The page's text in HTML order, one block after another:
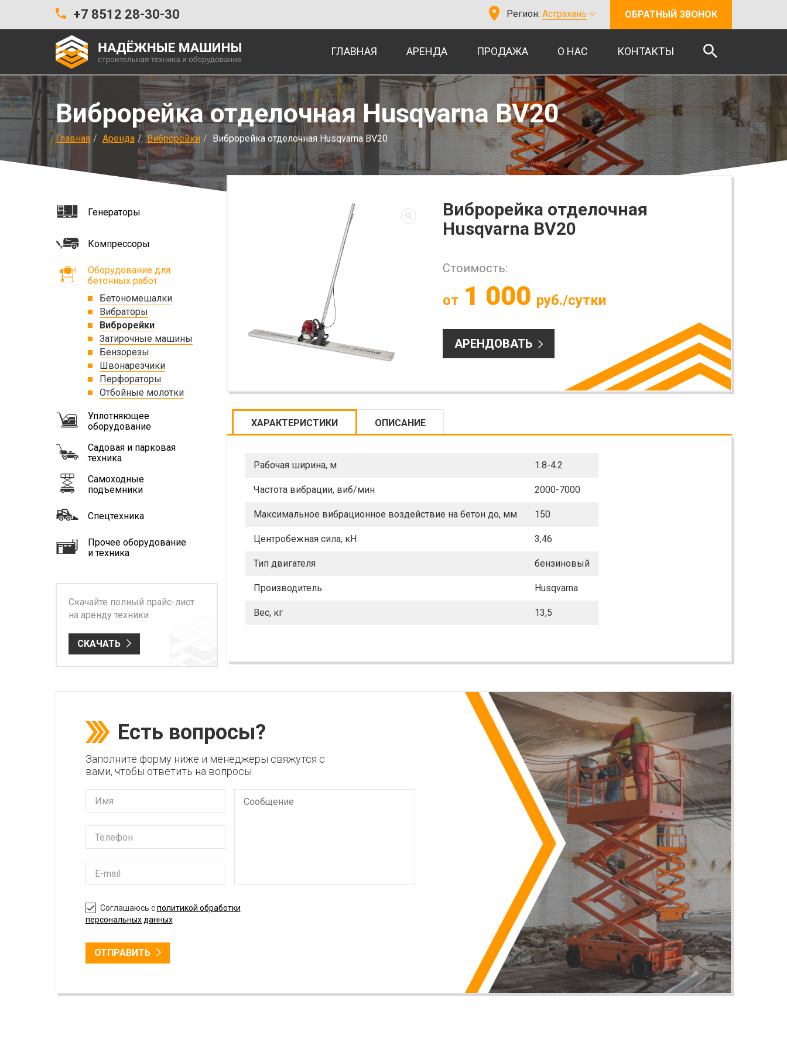
+7 8512 28-30-30 ОБРАТНЫЙ ЗВОНОК
Регион: Астрахань
ГЛАВНАЯ АРЕНДА ПРОДАЖА О НАС КОНТАКТЫ
Виброрейка отделочная Husqvarna BV20
Главная Аренда Виброрейки Виброрейка отделочная Husqvarna BV20
Генераторы
Компрессоры
Оборудование для
бетонных работ
Бетономешалки
Вибраторы
Виброрейки
Затирочные машины
Бензорезы
Швонарезчики
Перфораторы
Отбойные молотки
Уплотняющее
оборудование
Садовая и парковая
техника
Самоходные
подъемники
Спецтехника
Прочее оборудование
и техника
Скачайте полный прайс-лист
на аренду техники
СКАЧАТЬ
Виброрейка отделочная
Husqvarna BV20
Стоимость:
от 1 000 руб./сутки
АРЕНДОВАТЬ
ХАРАКТЕРИСТИКИ ОПИСАНИЕ
Рабочая ширина, м 1.8-4.2
Частота вибрации, виб/мин 2000-7000
Максимальное вибрационное воздействие на бетон до, мм 150
Центробежная сила, кН 3,46
Тип двигателя бензиновый
Производитель Husqvarna
Вес, кг 13,5
Есть вопросы?
Заполните форму ниже и менеджеры свяжутся с
вами, чтобы ответить на вопросы
Соглашаюсь сполитикой обработки
персональных данных
ОТПРАВИТЬ